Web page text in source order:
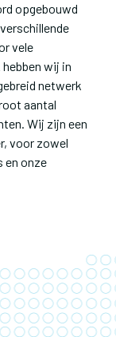
opgebouwd
vele
wij in
netwerk
aantal
Wij zijn een
voor zowel
en onze